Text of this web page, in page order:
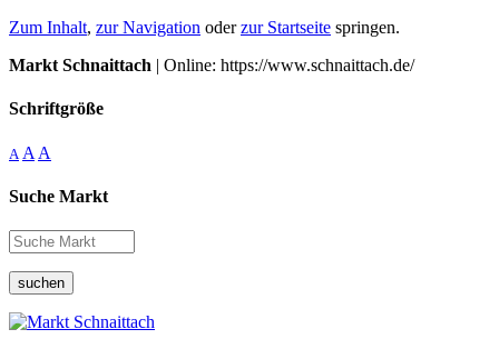
Zum Inhalt, zur Navigation oderzur Startseite springen.
Markt Schnaittach | Online: https://www.schnaittach.de/
Schriftgröße
A A A
Suche Markt
suchen